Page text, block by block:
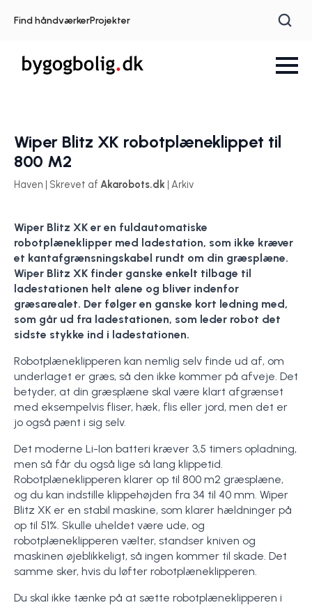
Find håndværkerProjekter
Wiper Blitz XK robotplæneklippet til
800 M2
Haven | Skrevet af Akarobots.dk | Arkiv
Wiper Blitz XK er en fuldautomatiske
robotplæneklipper med ladestation, som ikke kræver
et kantafgrænsningskabel rundt om din græsplæne.
Wiper Blitz XK finder ganske enkelt tilbage til
ladestationen helt alene og bliver indenfor
græsarealet. Der følger en ganske kort ledning med,
som går ud fra ladestationen, som leder robot det
sidste stykke ind i ladestationen.
Robotplæneklipperen kan nemlig selv finde ud af, om
underlaget er græs, så den ikke kommer på afveje. Det
betyder, at din græsplæne skal være klart afgrænset
med eksempelvis fliser, hæk, flis eller jord, men det er
jo også pænt i sig selv.
Det moderne Li-Ion batteri kræver 3,5 timers opladning,
men så får du også lige så lang klippetid.
Robotplæneklipperen klarer op til 800 m2 græsplæne,
og du kan indstille klippehøjden fra 34 til 40 mm. Wiper
Blitz XK er en stabil maskine, som klarer hældninger på
op til 51%. Skulle uheldet være ude, og
robotplæneklipperen vælter, standser kniven og
maskinen øjeblikkeligt, så ingen kommer til skade. Det
samme sker, hvis du løfter robotplæneklipperen.
Du skal ikke tænke på at sætte robotplæneklipperen i